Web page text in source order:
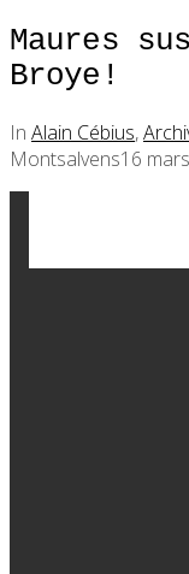
Maures
Broye!
In Alain Cébius,
Montsalvens16